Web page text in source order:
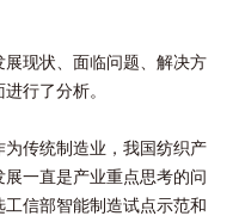
现状、面临问题、解决方
行了分析。
传统制造业，我国纺织产
一直是产业重点思考的问
信部智能制造试点示范和